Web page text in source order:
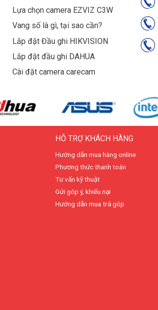
Lựa chọn camera EZVIZ C3W
Vang số là gì, tại sao cần?
Lắp đặt Đầu ghi HIKVISION
Lắp đặt đầu ghi DAHUA
Cài đặt camera carecam
HỖ TRỢ KHÁCH HÀNG
Hướng dẫn mua hàng online
Phương thức thanh toán
Tư vấn kỹ thuật
Gửi góp ý, khiếu nại
Hướng dẫn mua trả góp